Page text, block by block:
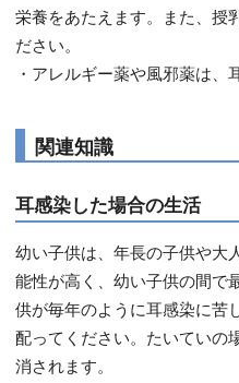
栄養をあたえます。また、授
ださい。
・アレルギー薬や風邪薬は、
関連知識
耳感染した場合の生活
幼い子供は、年長の子供や大
能性が高く、幼い子供の間で
供が毎年のように耳感染に苦
配ってください。たいていの
消されます。